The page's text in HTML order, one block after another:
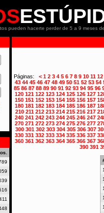
pueden hacerte perder de 5 a 9 meses
Páginas: < 1 2 3 4 5 6 7 8 9 10 11 12
43 44 45 46 47 48 49 50 51 52 53 54
85 86 87 88 89 90 91 92 93 94 95 96
120 121 122 123 124 125 126 127
150 151 152 153 154 155 156 157
180 181 182 183 184 185 186 187
210 211 212 213 214 215 216 217
240 241 242 243 244 245 246 247
270 271 272 273 274 275 276 277
300 301 302 303 304 305 306 307
330 331 332 333 334 335 336 337
360 361 362 363 364 365 366 367
390 391